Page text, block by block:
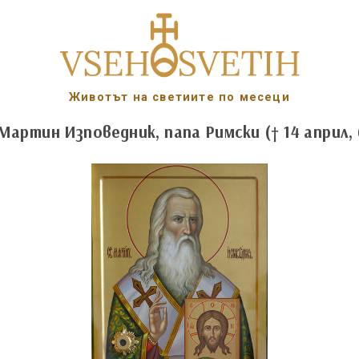
Животът на светиите по месеци
Изповедник, папа Римски († 14 април,